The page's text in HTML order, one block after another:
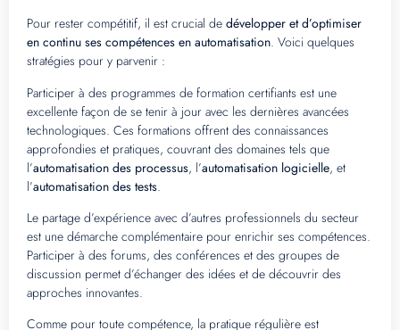
Pour rester compétitif, il est crucial de développer et d’optimiser
en continu ses compétences en automatisation. Voici quelques
stratégies pour y parvenir :
Participer à des programmes de formation certifiants est une
excellente façon de se tenir à jour avec les dernières avancées
technologiques. Ces formations offrent des connaissances
approfondies et pratiques, couvrant des domaines tels que
l’automatisation des processus, l’automatisation logicielle, et
l’automatisation des tests.
Le partage d’expérience avec d’autres professionnels du secteur
est une démarche complémentaire pour enrichir ses compétences.
Participer à des forums, des conférences et des groupes de
discussion permet d’échanger des idées et de découvrir des
approches innovantes.
Comme pour toute compétence, la pratique régulière est